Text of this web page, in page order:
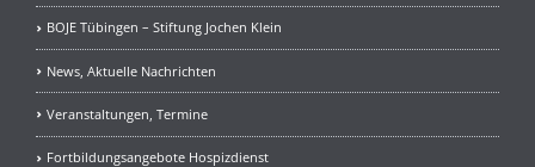
BOJE Tübingen – Stiftung Jochen Klein
News, Aktuelle Nachrichten
Veranstaltungen, Termine
Fortbildungsangebote Hospizdienst